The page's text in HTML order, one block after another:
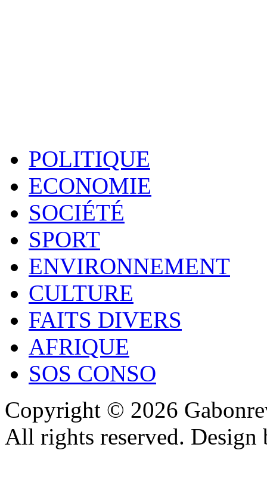
POLITIQUE
ECONOMIE
SOCIÉTÉ
SPORT
ENVIRONNEMENT
CULTURE
FAITS DIVERS
AFRIQUE
SOS CONSO
Copyright © 2026
All rights reserved.